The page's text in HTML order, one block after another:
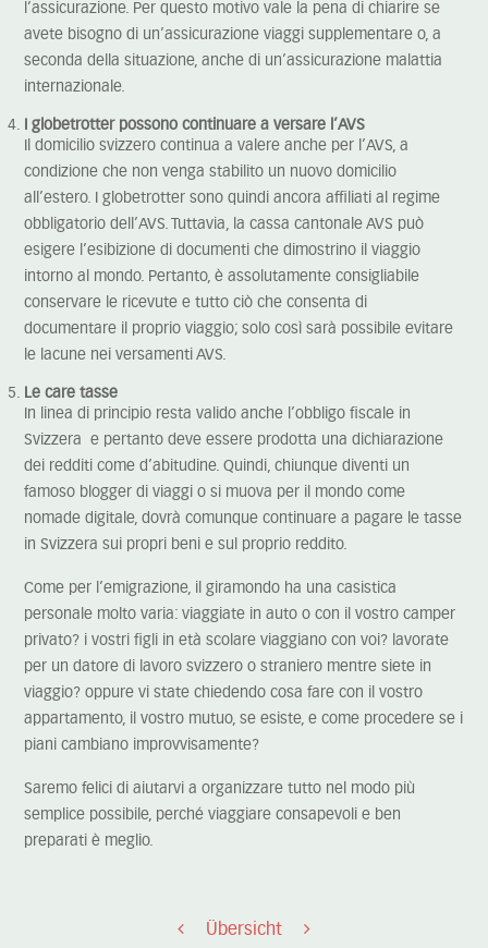
l’assicurazione. Per questo motivo vale la pena di chiarire se
avete bisogno di un’assicurazione viaggi supplementare o, a
seconda della situazione, anche di un’assicurazione malattia
internazionale.
I globetrotter possono continuare a versare l’AVS
Il domicilio svizzero continua a valere anche per l’AVS, a
condizione che non venga stabilito un nuovo domicilio
all’estero. I globetrotter sono quindi ancora affiliati al regime
obbligatorio dell’AVS. Tuttavia, la cassa cantonale AVS può
esigere l’esibizione di documenti che dimostrino il viaggio
intorno al mondo. Pertanto, è assolutamente consigliabile
conservare le ricevute e tutto ciò che consenta di
documentare il proprio viaggio; solo così sarà possibile evitare
le lacune nei versamenti AVS.
Le care tasse
In linea di principio resta valido anche l’obbligo fiscale in
Svizzera e pertanto deve essere prodotta una dichiarazione
dei redditi come d’abitudine. Quindi, chiunque diventi un
famoso blogger di viaggi o si muova per il mondo come
nomade digitale, dovrà comunque continuare a pagare le tasse
in Svizzera sui propri beni e sul proprio reddito.
Come per l’emigrazione, il giramondo ha una casistica
personale molto varia: viaggiate in auto o con il vostro camper
privato? i vostri figli in età scolare viaggiano con voi? lavorate
per un datore di lavoro svizzero o straniero mentre siete in
viaggio? oppure vi state chiedendo cosa fare con il vostro
appartamento, il vostro mutuo, se esiste, e come procedere se i
piani cambiano improvvisamente?
Saremo felici di aiutarvi a organizzare tutto nel modo più
semplice possibile, perché viaggiare consapevoli e ben
preparati è meglio.
Übersicht